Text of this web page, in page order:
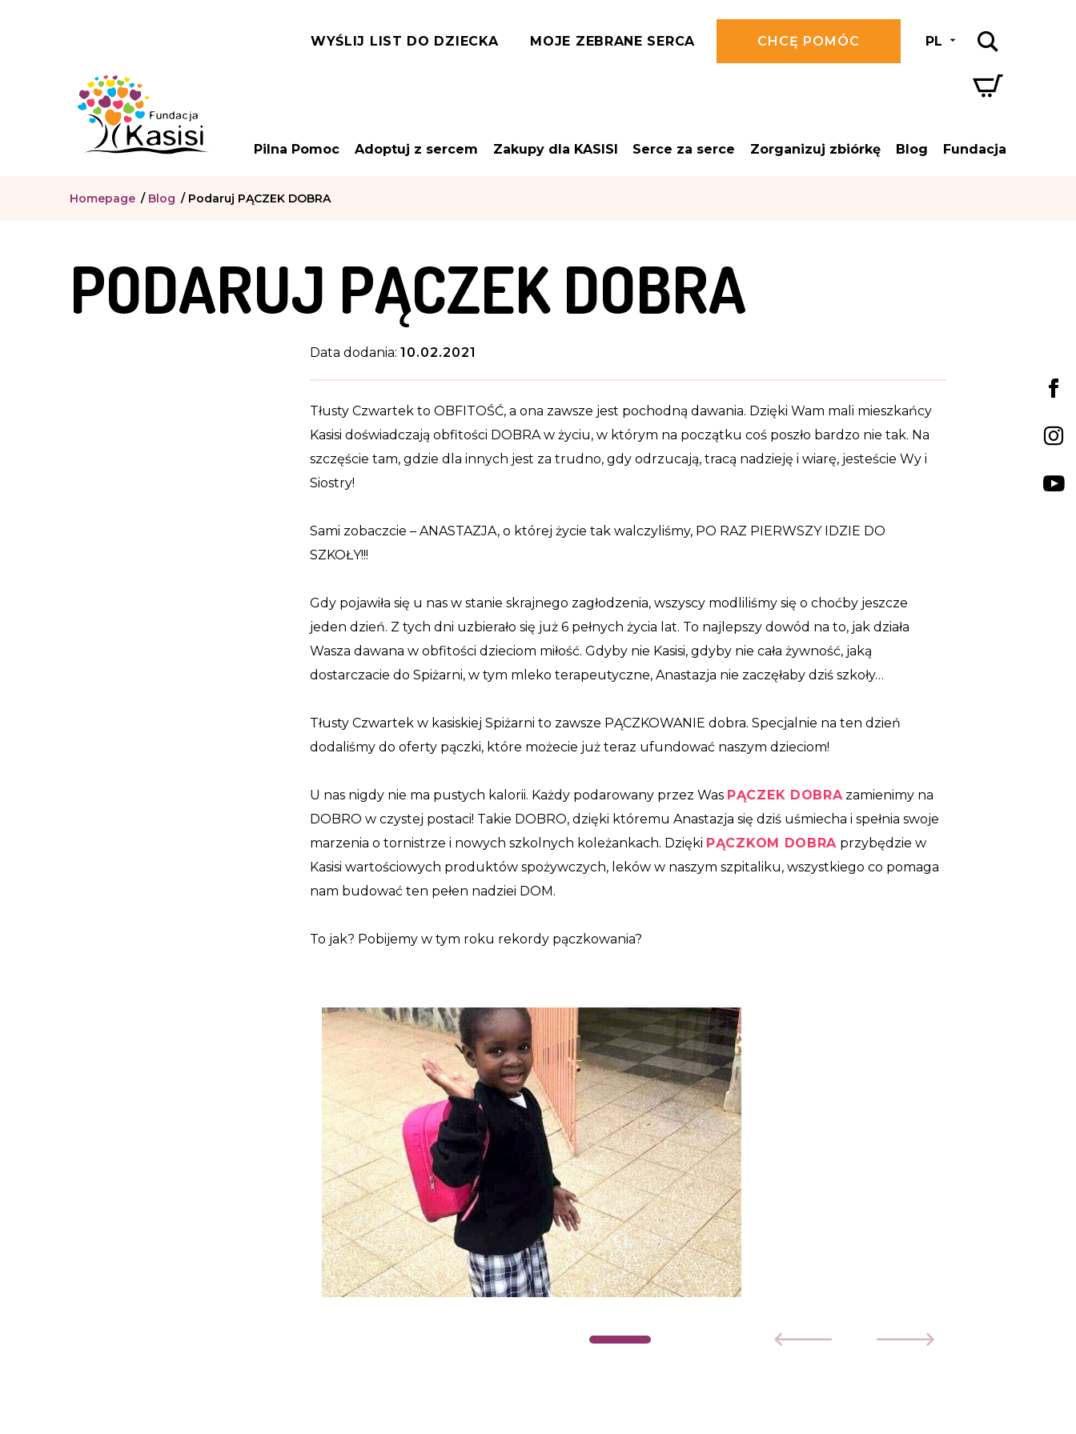
WYŚLIJ LIST DO DZIECKA MOJE ZEBRANE SERCA CHCĘ POMÓC PL
Pilna Pomoc Adoptuj z sercem Zakupy dla KASISI Serce za serce Zorganizuj zbiórkę Blog Fundacja
Homepage / Blog / Podaruj PĄCZEK DOBRA
PODARUJ PĄCZEK DOBRA
Data dodania: 10.02.2021
Tłusty Czwartek to OBFITOŚĆ, a ona zawsze jest pochodną dawania. Dzięki Wam mali mieszkańcy
Kasisi doświadczają obfitości DOBRA w życiu, w którym na początku coś poszło bardzo nie tak. Na
szczęście tam, gdzie dla innych jest za trudno, gdy odrzucają, tracą nadzieję i wiarę, jesteście Wy i
Siostry!
Sami zobaczcie – ANASTAZJA, o której życie tak walczyliśmy, PO RAZ PIERWSZY IDZIE DO
SZKOŁY!!!
Gdy pojawiła się u nas w stanie skrajnego zagłodzenia, wszyscy modliliśmy się o choćby jeszcze
jeden dzień. Z tych dni uzbierało się już 6 pełnych życia lat. To najlepszy dowód na to, jak działa
Wasza dawana w obfitości dzieciom miłość. Gdyby nie Kasisi, gdyby nie cała żywność, jaką
dostarczacie do Spiżarni, w tym mleko terapeutyczne, Anastazja nie zaczęłaby dziś szkoły…
Tłusty Czwartek w kasiskiej Spiżarni to zawsze PĄCZKOWANIE dobra. Specjalnie na ten dzień
dodaliśmy do oferty pączki, które możecie już teraz ufundować naszym dzieciom!
U nas nigdy nie ma pustych kalorii. Każdy podarowany przez Was PĄCZEK DOBRAzamienimy na
DOBRO w czystej postaci! Takie DOBRO, dzięki któremu Anastazja się dziś uśmiecha i spełnia swoje
marzenia o tornistrze i nowych szkolnych koleżankach. Dzięki PĄCZKOM DOBRA przybędzie w
Kasisi wartościowych produktów spożywczych, leków w naszym szpitaliku, wszystkiego co pomaga
nam budować ten pełen nadziei DOM.
To jak? Pobijemy w tym roku rekordy pączkowania?